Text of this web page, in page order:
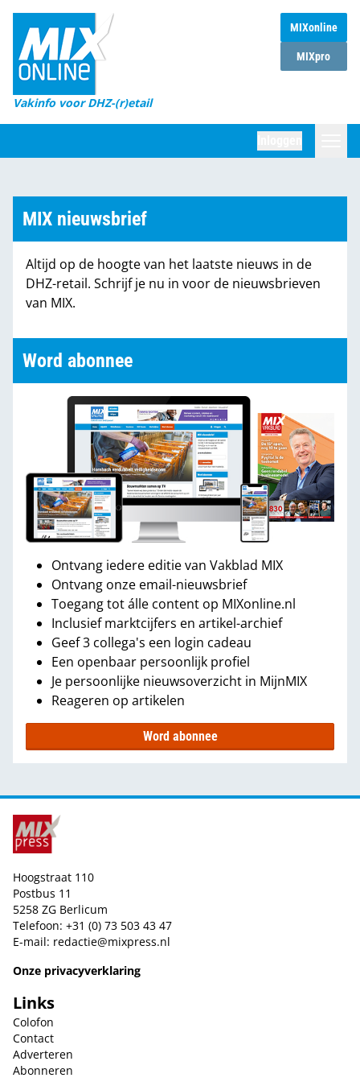
MIXonline
MIXpro
Vakinfo voor DHZ-(r)etail
Home
Magazines
DHZ Sessie
Marktcijfers
Partners
MIX nieuwsbrief
Altijd op de hoogte van het laatste nieuws in de
DHZ-retail. Schrijf je nu in voor de nieuwsbrieven
van MIX.
Word abonnee
Ontvang iedere editie van Vakblad MIX
Ontvang onze email-nieuwsbrief
Toegang tot álle content op MIXonline.nl
Inclusief marktcijfers en artikel-archief
Geef 3 collega's een login cadeau
Een openbaar persoonlijk profiel
Je persoonlijke nieuwsoverzicht in MijnMIX
Reageren op artikelen
Word abonnee
Hoogstraat 110
Postbus 11
5258 ZG Berlicum
Telefoon: +31 (0) 73 503 43 47
E-mail: redactie@mixpress.nl
Onze privacyverklaring
Links
Colofon
Contact
Adverteren
Abonneren